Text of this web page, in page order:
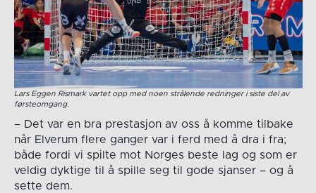
Lars Eggen Rismark vartet opp med noen strålende redninger i siste del av
førsteomgang.
– Det var en bra prestasjon av oss å komme tilbake
når Elverum flere ganger var i ferd med å dra i fra;
både fordi vi spilte mot Norges beste lag og som er
veldig dyktige til å spille seg til gode sjanser – og å
sette dem.